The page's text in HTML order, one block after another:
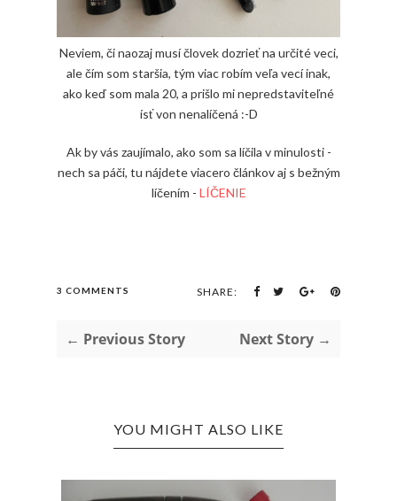
Neviem, či naozaj musí človek dozrieť na určité veci,
ale čím som staršia, tým viac robím veľa vecí inak,
ako keď som mala 20, a prišlo mi nepredstaviteľné
ísť von nenalíčená :-D
Ak by vás zaujímalo, ako som sa líčila v minulosti -
nech sa páči, tu nájdete viacero článkov aj s bežným
líčením - LÍČENIE
3 COMMENTS SHARE:
← Previous Story Next Story →
YOU MIGHT ALSO LIKE